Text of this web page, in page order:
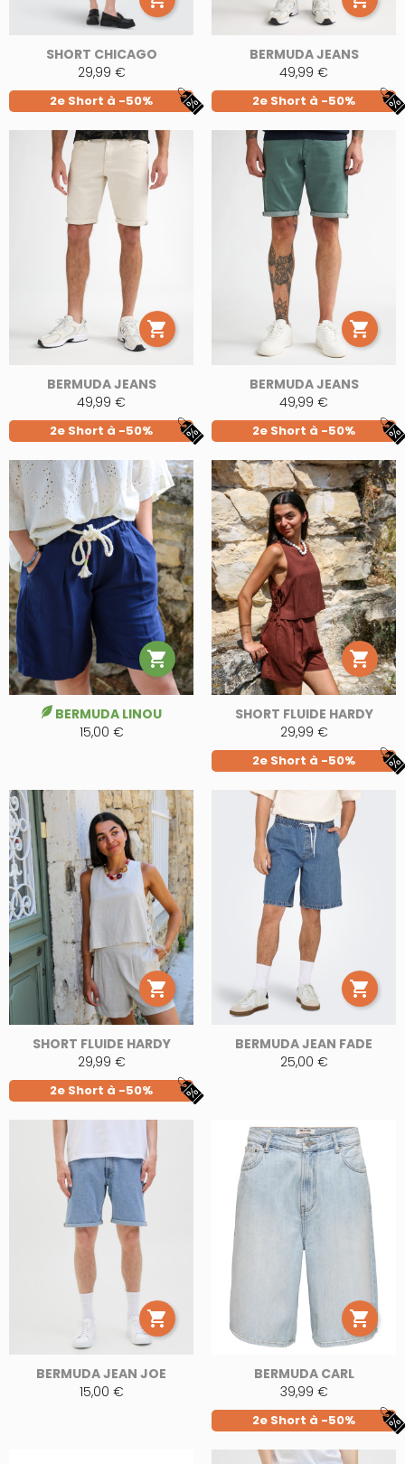
SHORT CHICAGO
29,99 €
2e Short à -50%
BERMUDA JEANS
49,99 €
2e Short à -50%

BERMUDA JEANS
49,99 €
2e Short à -50%

BERMUDA JEANS
49,99 €
2e Short à -50%

BERMUDA LINOU
15,00 €

SHORT FLUIDE HARDY
29,99 €
2e Short à -50%

SHORT FLUIDE HARDY
29,99 €
2e Short à -50%

BERMUDA JEAN FADE
25,00 €

BERMUDA JEAN JOE
15,00 €

BERMUDA CARL
39,99 €
2e Short à -50%